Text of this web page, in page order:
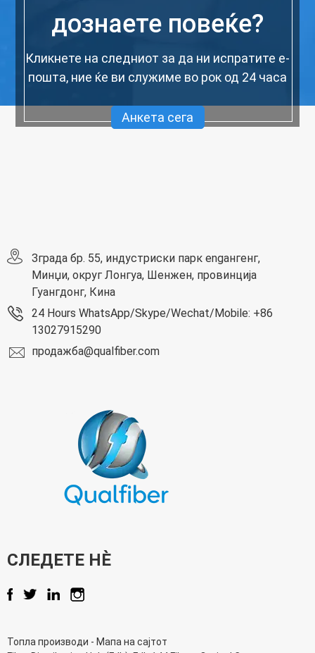
дознаете повеќе?
Кликнете на следниот за да ни испратите е-
пошта, ние ќе ви служиме во рок од 24 часа
Анкета сега
Зграда бр. 55, индустриски парк engангенг,
Минџи, округ Лонгуа, Шенжен, провинција
Гуангдонг, Кина
24 Hours WhatsApp/Skype/Wechat/Mobile: +86
13027915290
продажба@qualfiber.com
СЛЕДЕТЕ НÈ
Топла производи - Мапа на сајтот